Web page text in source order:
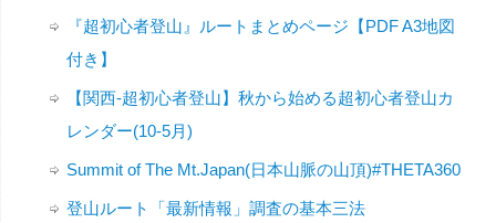
『超初心者登山』ルートまとめページ【PDF A3地図
付き】
【関西-超初心者登山】秋から始める超初心者登山カ
レンダー(10-5月)
Summit of The Mt.Japan(日本山脈の山頂)#THETA360
登山ルート「最新情報」調査の基本三法